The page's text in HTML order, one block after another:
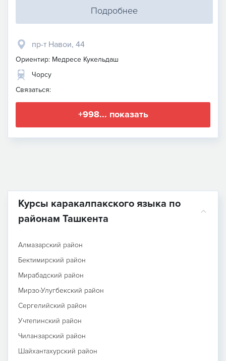
Подробнее
пр-т Навои, 44
Ориентир: Медресе Кукельдаш
Чорсу
Связаться:
+998... показать
Курсы каракалпакского языка по
районам Ташкента
Алмазарский район
Бектимирский район
Мирабадский район
Мирзо-Улугбекский район
Сергелийский район
Учтепинский район
Чиланзарский район
Шайхантахурский район